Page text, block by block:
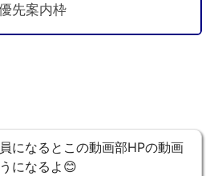
先案内枠
になるとこの動画部HPの動画
になるよ😊